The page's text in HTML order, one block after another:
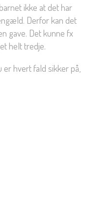
ikke at det har
Derfor kan det
gave. Det kunne fx
helt tredje.
hvert fald sikker på,